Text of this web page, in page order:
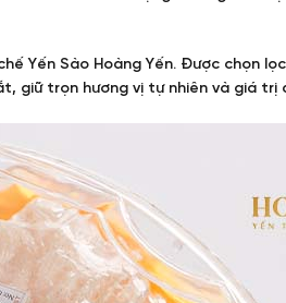
Yến Sào Hoàng Yến. Được chọn
giữ trọn hương vị tự nhiên và giá trị